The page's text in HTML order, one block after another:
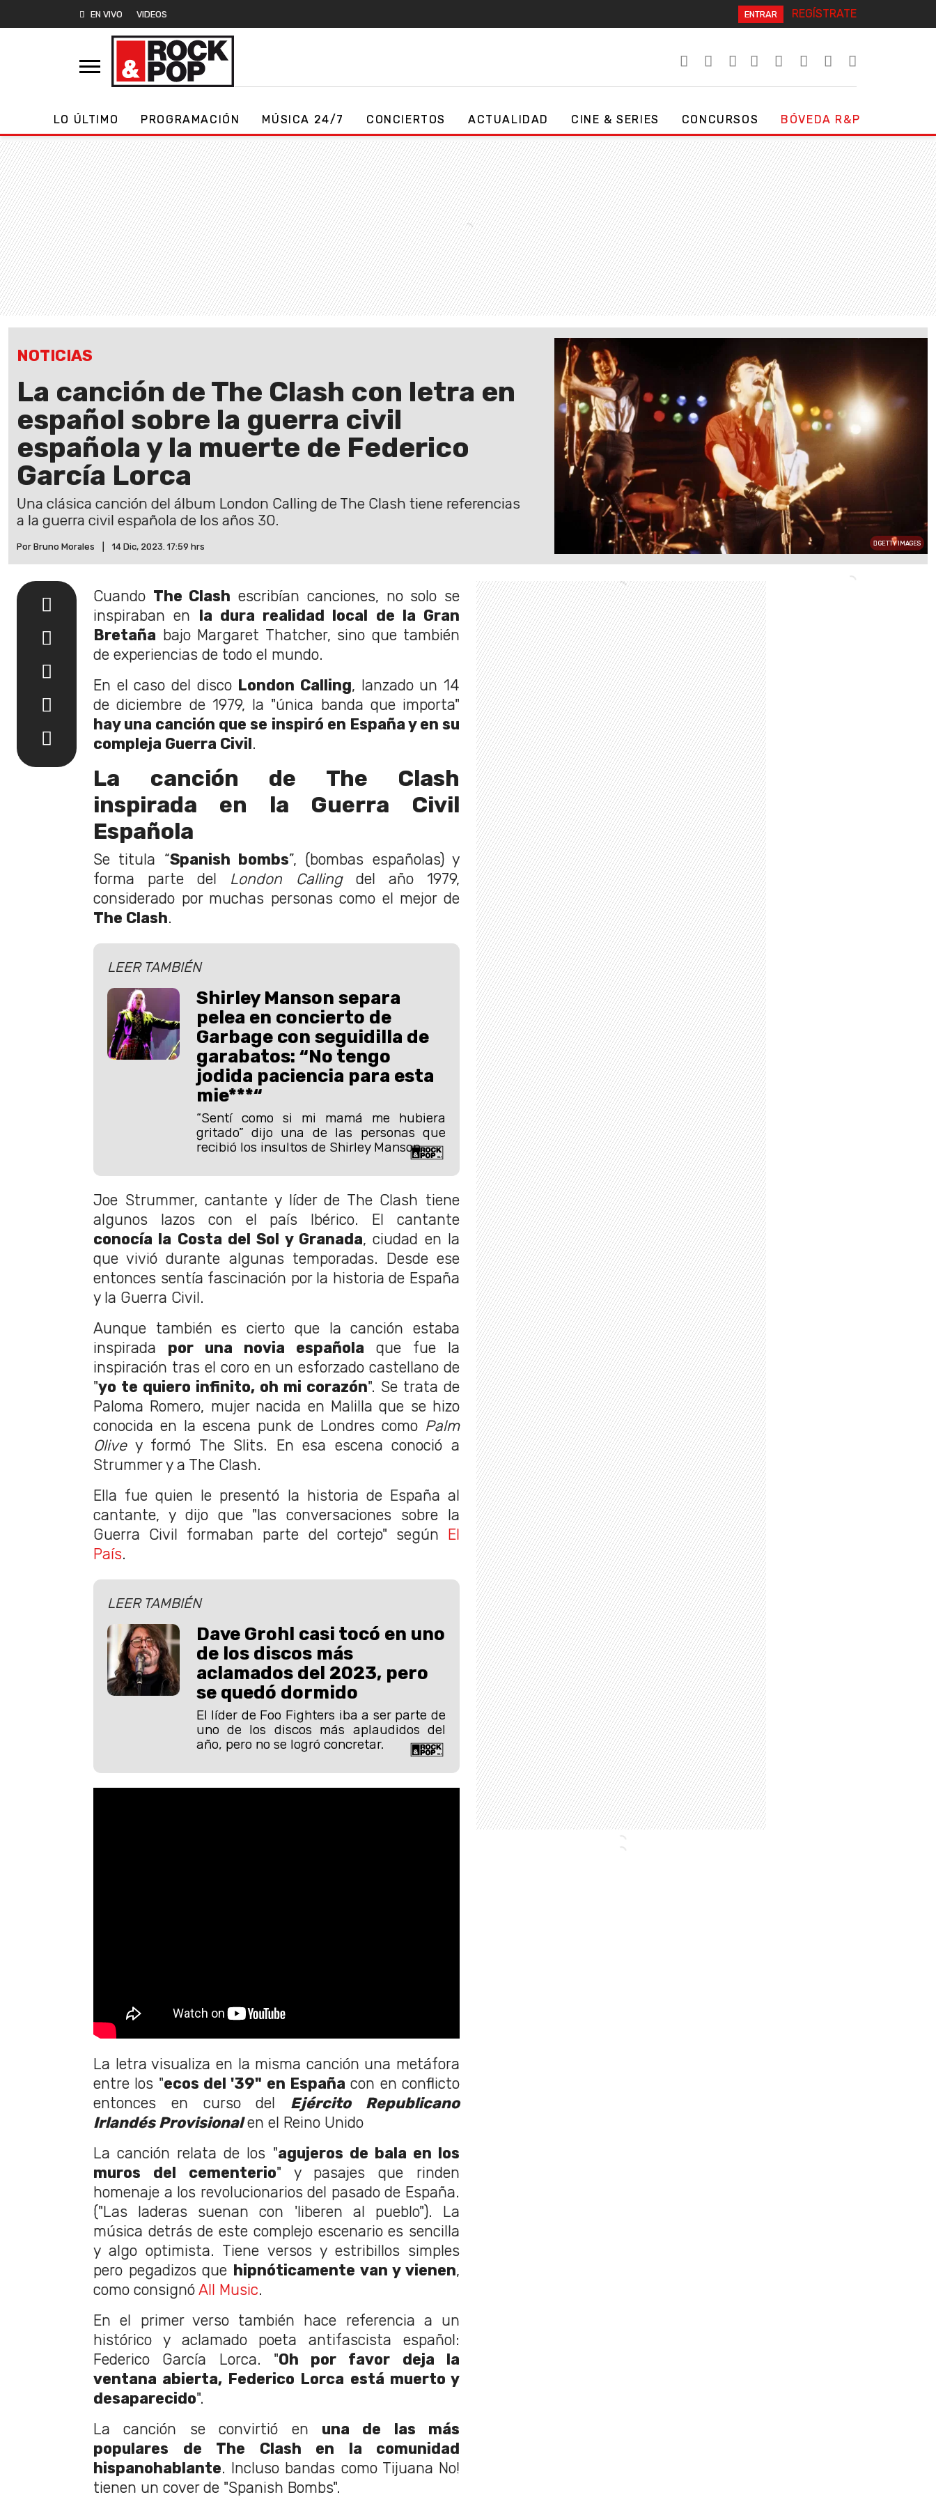
EN VIVO VIDEOS ENTRAR REGÍSTRATE
LO ÚLTIMO PROGRAMACIÓN MÚSICA 24/7 CONCIERTOS ACTUALIDAD CINE & SERIES CONCURSOS BÓVEDA R&P
NOTICIAS
La canción de The Clash con letra en
español sobre la guerra civil
española y la muerte de Federico
García Lorca
Una clásica canción del álbum London Calling de The Clash tiene referencias
a la guerra civil española de los años 30.
Por Bruno Morales 14 Dic, 2023. 17:59 hrs GETTY IMAGES
Cuando The Clash escribían canciones, no solo se
inspiraban en la dura realidad local de la Gran
Bretaña bajo Margaret Thatcher, sino que también
de experiencias de todo el mundo.
En el caso del disco London Calling, lanzado un 14
de diciembre de 1979, la "única banda que importa"
hay una canción que se inspiró en España y en su
compleja Guerra Civil.
La canción de The Clash
inspirada en la Guerra Civil
Española
Se titula “Spanish bombs”, (bombas españolas) y
forma parte del London Callingdel año 1979,
considerado por muchas personas como el mejor de
The Clash.
LEER TAMBIÉN
Shirley Manson separa
pelea en concierto de
Garbage con seguidilla de
garabatos: “No tengo
jodida paciencia para esta
mie***“
“Sentí como si mi mamá me hubiera
gritado” dijo una de las personas que
recibió los insultos de Shirley Manson
Joe Strummer, cantante y líder de The Clash tiene
algunos lazos con el país Ibérico. El cantante
conocía la Costa del Sol y Granada, ciudad en la
que vivió durante algunas temporadas. Desde ese
entonces sentía fascinación por la historia de España
y la Guerra Civil.
Aunque también es cierto que la canción estaba
inspirada por una novia española que fue la
inspiración tras el coro en un esforzado castellano de
"yo te quiero infinito, oh mi corazón". Se trata de
Paloma Romero, mujer nacida en Malilla que se hizo
conocida en la escena punk de Londres como Palm
Olivey formó The Slits. En esa escena conoció a
Strummer y a The Clash.
Ella fue quien le presentó la historia de España al
cantante, y dijo que "las conversaciones sobre la
Guerra Civil formaban parte del cortejo" según El
País.
LEER TAMBIÉN
Dave Grohl casi tocó en uno
de los discos más
aclamados del 2023, pero
se quedó dormido
El líder de Foo Fighters iba a ser parte de
uno de los discos más aplaudidos del
año, pero no se logró concretar.
La letra visualiza en la misma canción una metáfora
entre los "ecos del '39" en España con en conflicto
entonces en curso del Ejército Republicano
Irlandés Provisional en el Reino Unido
La canción relata de los "agujeros de bala en los
muros del cementerio" y pasajes que rinden
homenaje a los revolucionarios del pasado de España.
("Las laderas suenan con 'liberen al pueblo"). La
música detrás de este complejo escenario es sencilla
y algo optimista. Tiene versos y estribillos simples
pero pegadizos que hipnóticamente van y vienen,
como consignó All Music.
En el primer verso también hace referencia a un
histórico y aclamado poeta antifascista español:
Federico García Lorca. "Oh por favor deja la
ventana abierta, Federico Lorca está muerto y
desaparecido".
La canción se convirtió en una de las más
populares de The Clash en la comunidad
hispanohablante. Incluso bandas como Tijuana No!
tienen un cover de "Spanish Bombs".